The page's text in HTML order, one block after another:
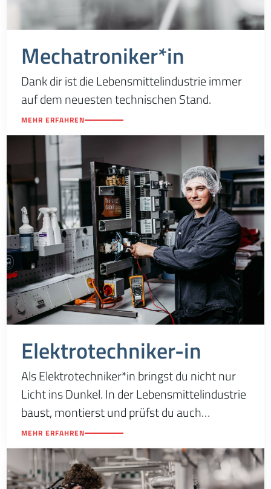
Mechatroniker*in
Dank dir ist die Lebensmittelindustrie immer
auf dem neuesten technischen Stand.
MEHR ERFAHREN
Elektrotechniker-in
Als Elektrotechniker*in bringst du nicht nur
Licht ins Dunkel. In der Lebensmittelindustrie
baust, montierst und prüfst du auch
elektromechanische und elektronische
Anlagen sowie Maschinen.
MEHR ERFAHREN